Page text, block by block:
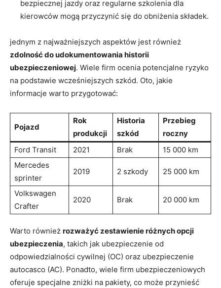
bezpiecznej jazdy oraz regularne szkolenia dla
kierowców mogą przyczynić się do obniżenia składek.
jednym z najważniejszych aspektów jest również
zdolność do udokumentowania historii
ubezpieczeniowej. Wiele firm ocenia potencjalne ryzyko
na podstawie wcześniejszych szkód. Oto, jakie
informacje warto przygotować:
Pojazd
Rok
produkcji
Historia
szkód
Przebieg
roczny
Ford Transit
2021 Brak
15 000 km
Mercedes
sprinter
2019 2 szkody 25 000 km
Volkswagen
Crafter
2020 Brak 20 000 km
Warto również rozważyć zestawienie różnych opcji
ubezpieczenia, takich jak ubezpieczenie od
odpowiedzialności cywilnej (OC) oraz ubezpieczenie
autocasco (AC). Ponadto, wiele firm ubezpieczeniowych
oferuje specjalne zniżki na pakiety, co może przynieść